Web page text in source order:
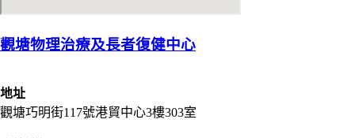
觀塘物理治療及長者復健中心
地址
觀塘巧明街117號港貿中心3樓303室